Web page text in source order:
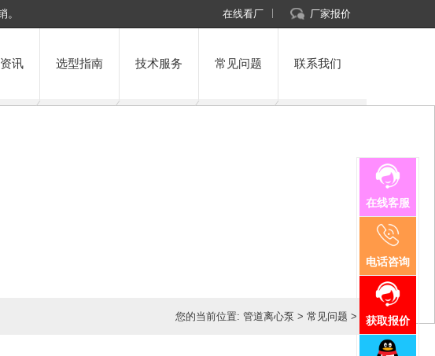
在线看厂 厂家报价
讯 选型指南 技术服务 常见问题 联系我们
在线客服
电话咨询
获取报价
您的当前位置:管道离心泵 >常见问题 >